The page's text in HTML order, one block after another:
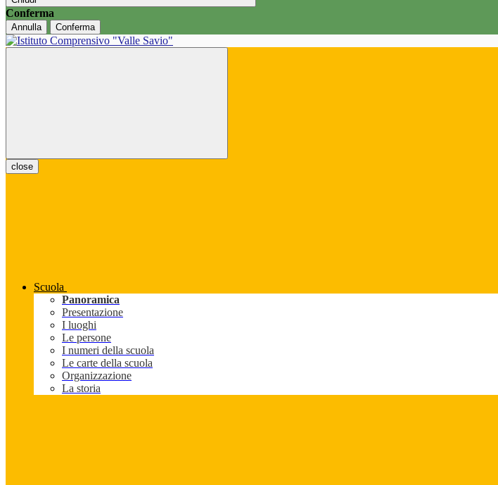
Conferma
Annulla Conferma
close
Scuola
Panoramica
Presentazione
I luoghi
Le persone
I numeri della scuola
Le carte della scuola
Organizzazione
La storia